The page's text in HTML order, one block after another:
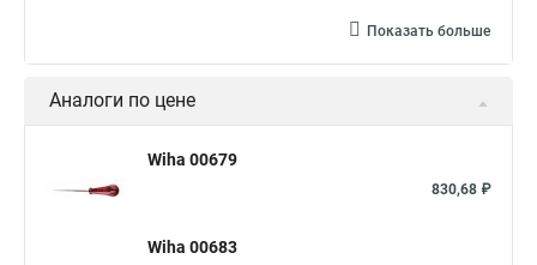
Показать больше
Аналоги по цене
Wiha 00679
830,68 ₽
Wiha 00683